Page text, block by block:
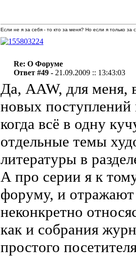
Если не я за себя - то кто за меня? Но если я только
Re: О Форуме
Ответ #49 - 21.09.2009 :: 13:43:03
Да, AAW, для меня,
новых поступлений
когда всё в одну
отдельные темы
литературы в
А про серии я к
форуму, и отражают
неконкретно
как и собрания
простого